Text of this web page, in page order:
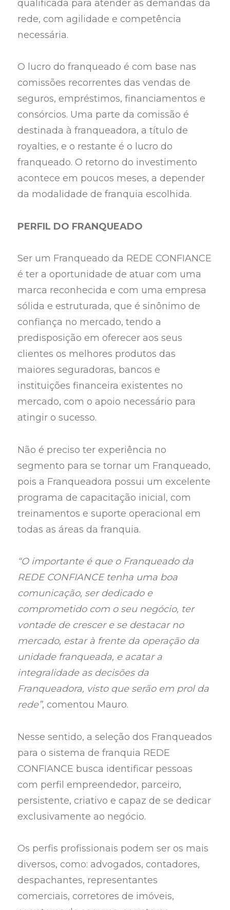
qualificada para atender as demandas da
rede, com agilidade e competência
necessária.
O lucro do franqueado é com base nas
comissões recorrentes das vendas de
seguros, empréstimos, financiamentos e
consórcios. Uma parte da comissão é
destinada à franqueadora, a título de
royalties, e o restante é o lucro do
franqueado. O retorno do investimento
acontece em poucos meses, a depender
da modalidade de franquia escolhida.
PERFIL DO FRANQUEADO
Ser um Franqueado da REDE CONFIANCE
é ter a oportunidade de atuar com uma
marca reconhecida e com uma empresa
sólida e estruturada, que é sinônimo de
confiança no mercado, tendo a
predisposição em oferecer aos seus
clientes os melhores produtos das
maiores seguradoras, bancos e
instituições financeira existentes no
mercado, com o apoio necessário para
atingir o sucesso.
Não é preciso ter experiência no
segmento para se tornar um Franqueado,
pois a Franqueadora possui um excelente
programa de capacitação inicial, com
treinamentos e suporte operacional em
todas as áreas da franquia.
“O importante é que o Franqueado da
REDE CONFIANCE tenha uma boa
comunicação, ser dedicado e
comprometido com o seu negócio, ter
vontade de crescer e se destacar no
mercado, estar à frente da operação da
unidade franqueada, e acatar a
integralidade as decisões da
Franqueadora, visto que serão em prol da
rede”, comentou Mauro.
Nesse sentido, a seleção dos Franqueados
para o sistema de franquia REDE
CONFIANCE busca identificar pessoas
com perfil empreendedor, parceiro,
persistente, criativo e capaz de se dedicar
exclusivamente ao negócio.
Os perfis profissionais podem ser os mais
diversos, como: advogados, contadores,
despachantes, representantes
comerciais, corretores de imóveis,